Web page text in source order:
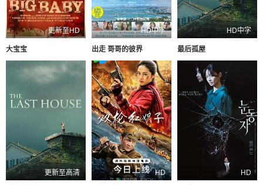
更新至HD
大宝宝
HD中字
出走 哥哥的彼界
HD中字
最后孤屋
更新至高清 HD HD